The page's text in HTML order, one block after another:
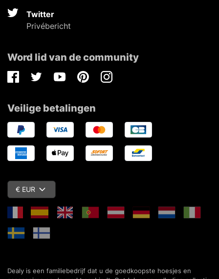
Twitter
Privébericht
Word lid van de community
FacebookTwitterYoutubePinterestInstagram
Veilige betalingen
€ EUR
Dealy is een familiebedrijf dat u de goedkoopste hoesjes en